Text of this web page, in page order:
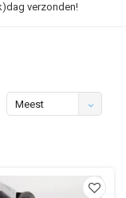
verzonden!
Meest